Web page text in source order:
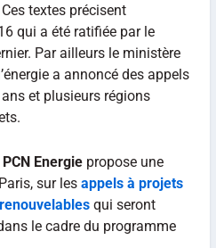
textes précisent
qui a été ratifiée par le
Par ailleurs le ministère
a annoncé des appels
et plusieurs régions
PCN Energiepropose une
sur les appels à projets
qui seront
le cadre du programme